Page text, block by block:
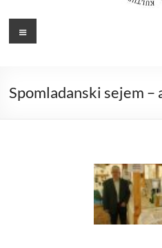
Ustanova Petra
Meni
Spomladanski sejem